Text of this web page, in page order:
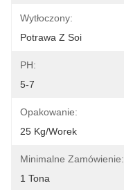
Wytłoczony:
Potrawa Z Soi
PH:
5-7
Opakowanie:
25 Kg/worek
Minimalne Zamówienie:
1 Tona